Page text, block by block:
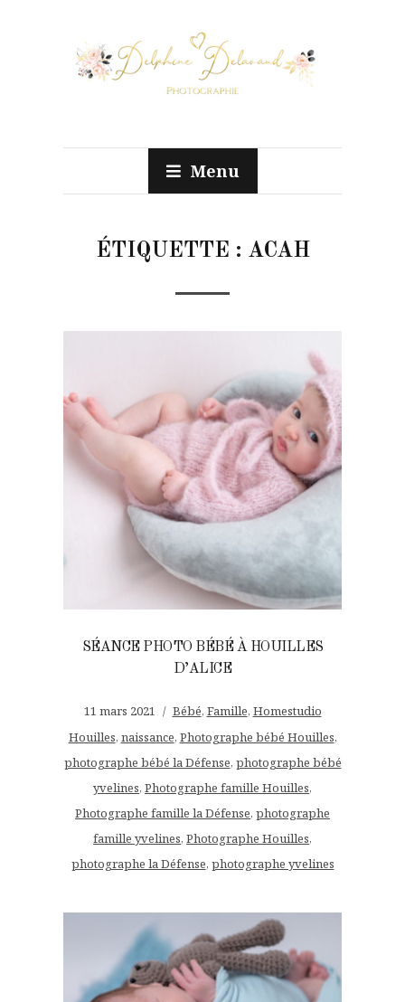
Menu
ÉTIQUETTE : ACAH
SÉANCE PHOTO BÉBÉ À HOUILLES
D’ALICE
11 mars 2021 Bébé, Famille, Homestudio
Houilles, naissance, Photographe bébé Houilles,
photographe bébé la Défense, photographe bébé
yvelines, Photographe famille Houilles,
Photographe famille la Défense, photographe
famille yvelines, Photographe Houilles,
photographe la Défense, photographe yvelines